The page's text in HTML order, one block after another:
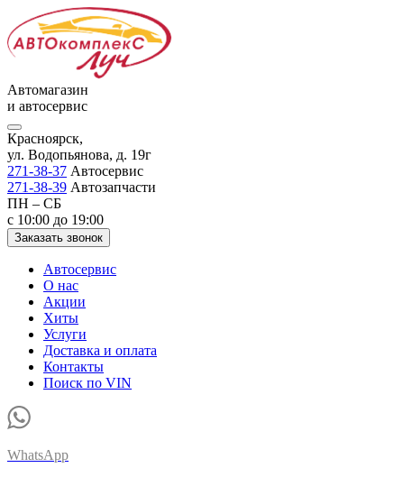
Автомагазин
и автосервис
Красноярск,
ул. Водопьянова, д. 19г
271-38-37 Автосервис
271-38-39 Автозапчасти
ПН – СБ
с 10:00 до 19:00
Заказать звонок
Автосервис
О нас
Акции
Хиты
Услуги
Доставка и оплата
Контакты
Поиск по VIN
WhatsApp